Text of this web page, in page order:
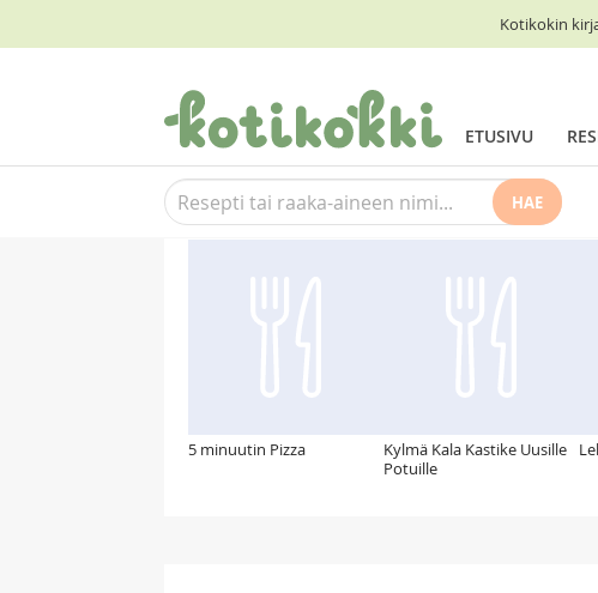
Kotikokin
ETUSIVU
HAE
Suosittelemme myös
5 minuutin Pizza
Kylmä Kala Kastike Uusille
Potuille